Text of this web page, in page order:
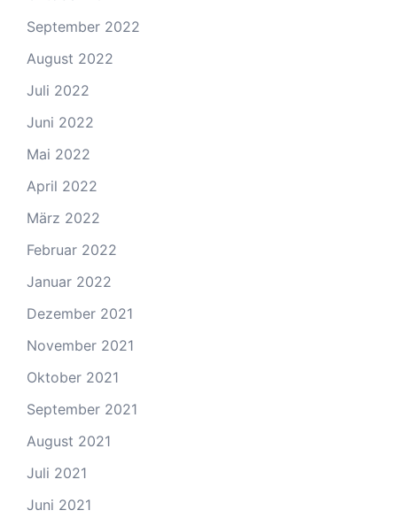
September 2022
August 2022
Juli 2022
Juni 2022
Mai 2022
April 2022
März 2022
Februar 2022
Januar 2022
Dezember 2021
November 2021
Oktober 2021
September 2021
August 2021
Juli 2021
Juni 2021